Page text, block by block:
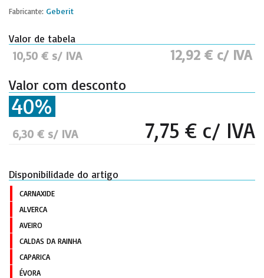
Fabricante: Geberit
Valor de tabela
10,50 € s/ IVA 12,92 € c/ IVA
Valor com desconto
40%
6,30 € s/ IVA 7,75 € c/ IVA
Disponibilidade do artigo
CARNAXIDE
ALVERCA
AVEIRO
CALDAS DA RAINHA
CAPARICA
ÉVORA